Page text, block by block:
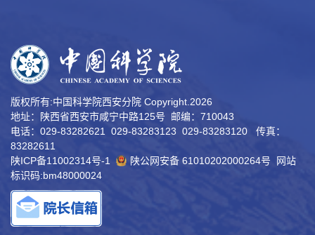
版权所有:中国科学院西安分院 Copyright. 2026
地址：陕西省西安市咸宁中路125号 邮编：710043
电话：029-83282621 029-83283123 029-83283120 传真：
83282611
陕ICP备11002314号-1
陕公网安备 61010202000264号 网站
标识码:bm48000024